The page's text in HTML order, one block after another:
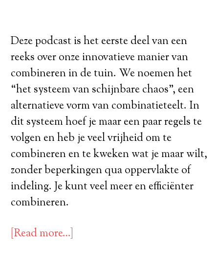
Deze podcast is het eerste deel van een
reeks over onze innovatieve manier van
combineren in de tuin. We noemen het
“het systeem van schijnbare chaos”, een
alternatieve vorm van combinatieteelt. In
dit systeem hoef je maar een paar regels te
volgen en heb je veel vrijheid om te
combineren en te kweken wat je maar wilt,
zonder beperkingen qua oppervlakte of
indeling. Je kunt veel meer en efficiënter
combineren.
[Read more…]